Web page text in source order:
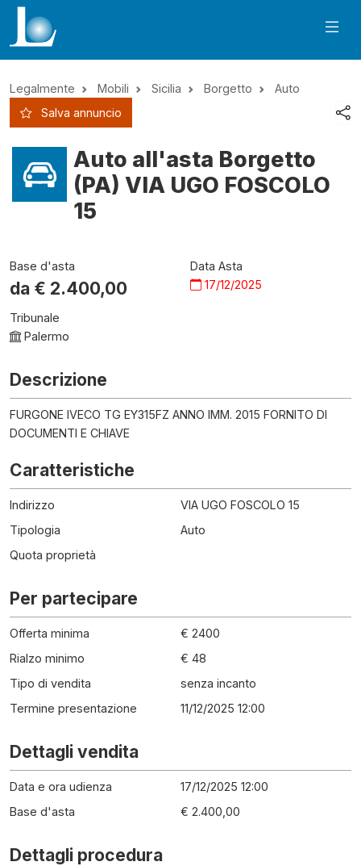
Legalmente Mobili Sicilia Borgetto
Auto
Salva annuncio
Auto all'asta Borgetto
(PA) VIA UGO FOSCOLO
15
Base d'asta
da € 2.400,00
Data Asta
17/12/2025
Tribunale
Palermo
Descrizione
FURGONE IVECO TG EY315FZ ANNO IMM. 2015 FORNITO DI
DOCUMENTI E CHIAVE
Caratteristiche
Indirizzo
VIA UGO FOSCOLO 15
Tipologia
Auto
Quota proprietà
Per partecipare
Offerta minima
€ 2400
Rialzo minimo
€ 48
Tipo di vendita
senza incanto
Termine presentazione
11/12/2025 12:00
Dettagli vendita
Data e ora udienza
17/12/2025 12:00
Base d'asta
€ 2.400,00
Dettagli procedura